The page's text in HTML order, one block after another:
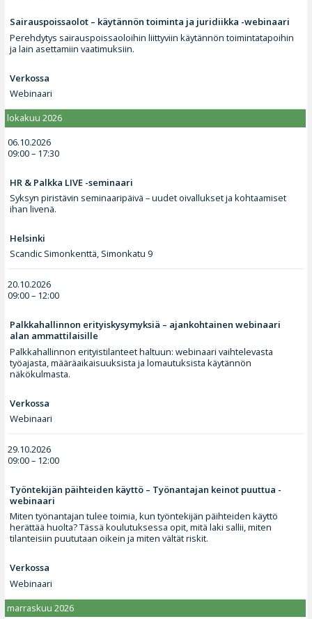
Sairauspoissaolot – käytännön toiminta ja juridiikka -webinaari
Perehdytys sairauspoissaoloihin liittyviin käytännön toimintatapoihin
ja lain asettamiin vaatimuksiin.
Verkossa
Webinaari
lokakuu 2026
06.10.2026
09:00 – 17:30
HR & Palkka LIVE -seminaari
Syksyn piristävin seminaaripäivä – uudet oivallukset ja kohtaamiset
ihan livenä.
Helsinki
Scandic Simonkenttä, Simonkatu 9
20.10.2026
09:00 – 12:00
Palkkahallinnon erityiskysymyksiä – ajankohtainen webinaari
alan ammattilaisille
Palkkahallinnon erityistilanteet haltuun: webinaari vaihtelevasta
työajasta, määräaikaisuuksista ja lomautuksista käytännön
näkökulmasta.
Verkossa
Webinaari
29.10.2026
09:00 – 12:00
Työntekijän päihteiden käyttö – Työnantajan keinot puuttua -
webinaari
Miten työnantajan tulee toimia, kun työntekijän päihteiden käyttö
herättää huolta? Tässä koulutuksessa opit, mitä laki sallii, miten
tilanteisiin puututaan oikein ja miten vältät riskit.
Verkossa
Webinaari
marraskuu 2026